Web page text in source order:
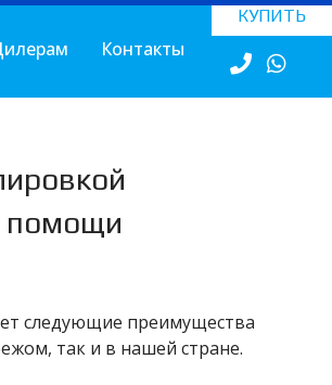
КУПИТЬ
Контакты
помощи
следующие преимущества
так и в нашей стране.